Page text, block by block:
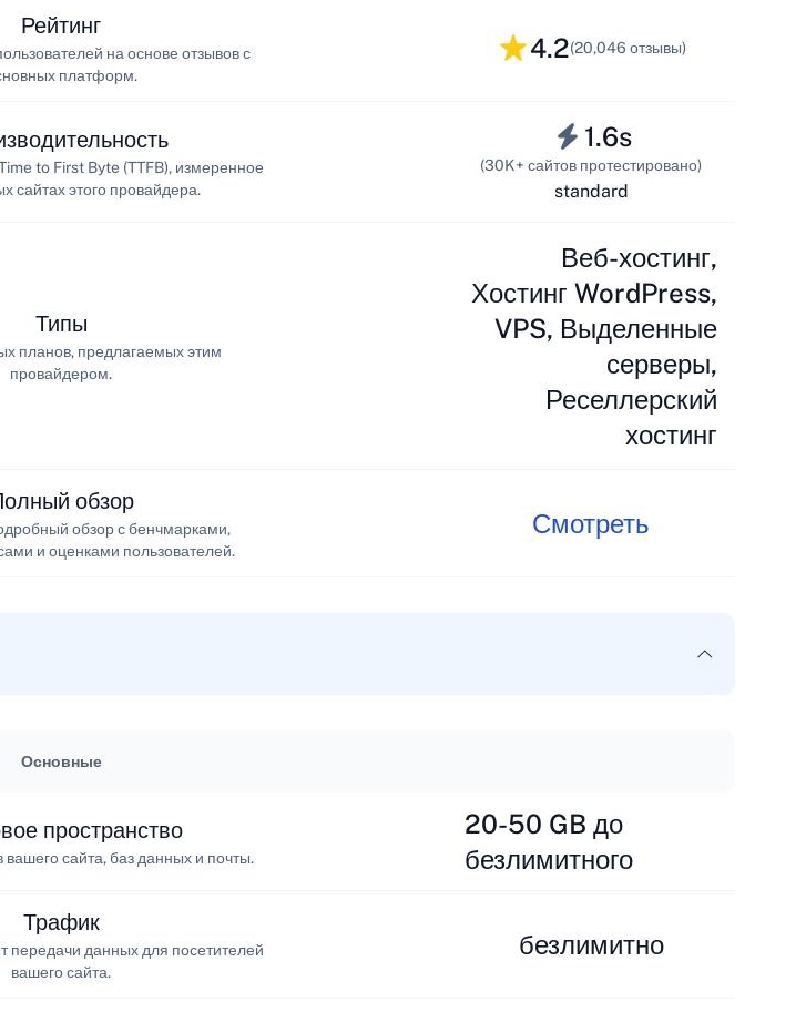
Рейтинг
на основе отзывов с
платформ.
4.2(20,046 отзывы)
to First Byte (TTFB), измеренное
сайтах этого провайдера.
1.6s
(30K+ сайтов протестировано)
standard
Типы
планов, предлагаемых этим
провайдером.
Веб-хостинг,
Хостинг WordPress,
VPS, Выделенные
серверы,
Реселлерский
хостинг
обзор
обзор с бенчмарками,
и оценками пользователей.
Смотреть
Основные
пространство
сайта, баз данных и почты.
20-50 GB до
безлимитного
Трафик
передачи данных для посетителей
вашего сайта.
безлимитно